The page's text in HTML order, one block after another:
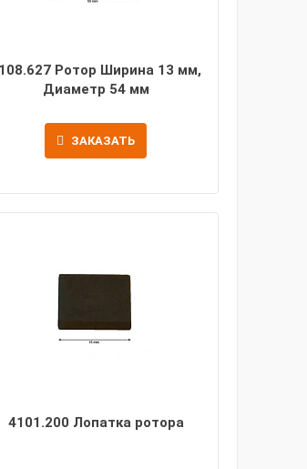
Ротор Ширина 13 мм,
Диаметр 54 мм
ЗАКАЗАТЬ
4101.200 Лопатка ротора